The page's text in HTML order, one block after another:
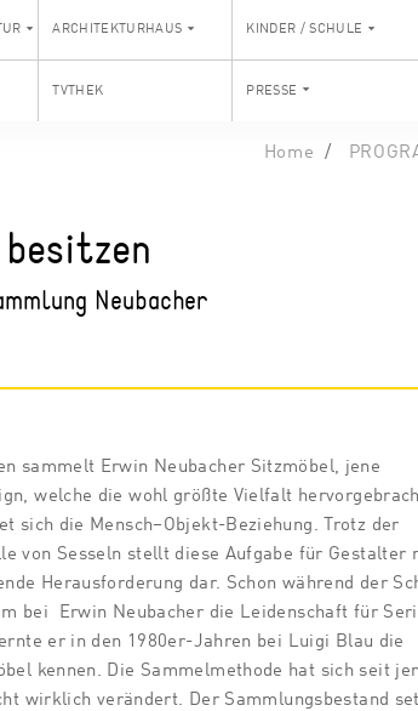
ARCHITEKTURHAUS KINDER / SCHULE
TVTHEK PRESSE
Home
Neubacher
sammelt Erwin Neubacher Sitzmöbel, jene
welche die wohl größte Vielfalt
sich die Mensch–Objekt-Beziehung. Trotz der
von Sesseln stellt diese Aufgabe für Gestalter
Herausforderung dar. Schon während der
bei Erwin Neubacher die Leidenschaft für
er in den 1980er-Jahren bei Luigi Blau die
kennen. Die Sammelmethode hat sich seit
wirklich verändert. Der Sammlungsbestand